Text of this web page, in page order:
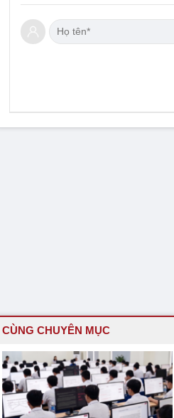
CÙNG CHUYÊN MỤC